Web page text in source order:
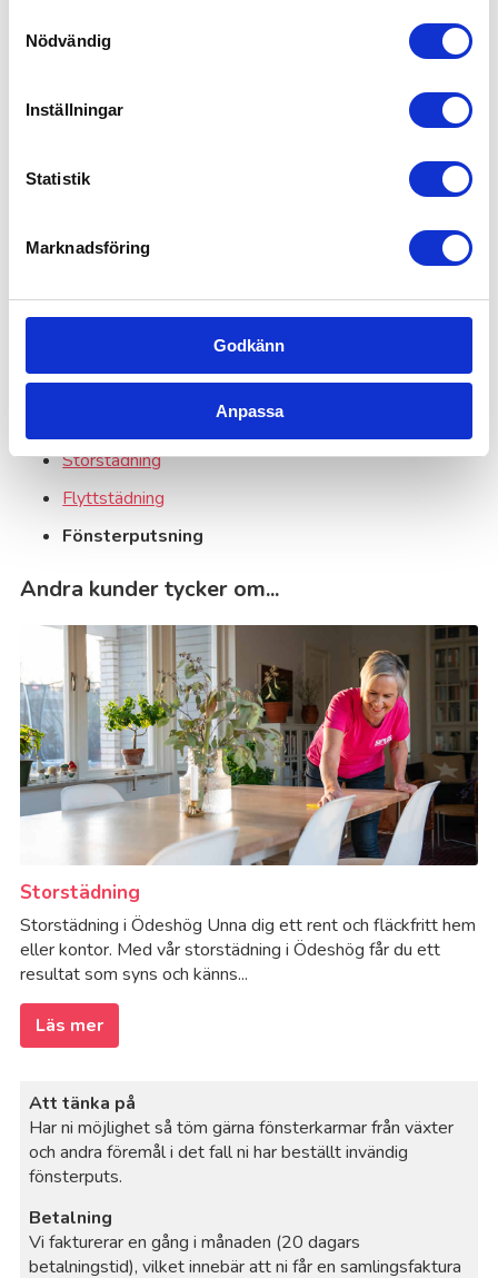
Nödvändig
Inställningar
Statistik
Marknadsföring
Godkänn
Anpassa
Genom att gå vidare accepterar du vår
integritets- och
Kanske du behöver hjälp med detta också?
Storstädning
Flyttstädning
Fönsterputsning
Andra kunder tycker om...
Storstädning
Storstädning i Ödeshög Unna dig ett rent och fläckfritt hem
eller kontor. Med vår storstädning i Ödeshög får du ett
resultat som syns och känns...
Läs mer
Att tänka på
Har ni möjlighet så töm gärna fönsterkarmar från växter
och andra föremål i det fall ni har beställt invändig
fönsterputs.
Betalning
Vi fakturerar en gång i månaden (20 dagars
betalningstid), vilket innebär att ni får en samlingsfaktura